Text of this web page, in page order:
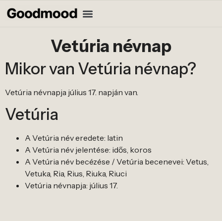
Vetúria névnap
Mikor van Vetúria névnap?
Vetúria névnapja július 17. napján van.
Vetúria
A Vetúria név eredete: latin
A Vetúria név jelentése: idős, koros
A Vetúria név becézése / Vetúria becenevei: Vetus,
Vetuka, Ria, Rius, Riuka, Riuci
Vetúria névnapja: július 17.